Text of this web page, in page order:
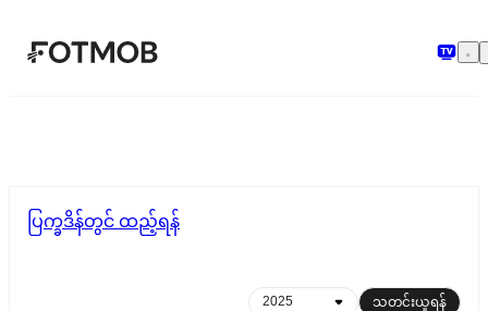
အဓိကအကြောင်းအရာသို့ ကျော်သွားရန်
ပြက္ခဒိန်တွင် ထည့်ရန်
သတင်းယူရန်